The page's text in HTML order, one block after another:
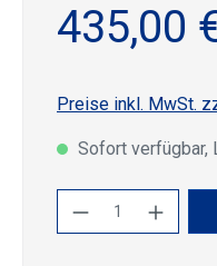
435,00
Preise inkl. MwSt.
Sofort verfügbar,
Produkt